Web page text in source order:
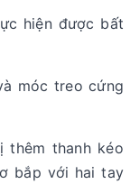
hiện được bất
móc treo cứng
thêm thanh kéo
bắp với hai tay